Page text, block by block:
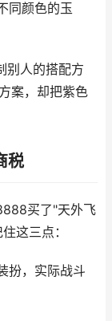
同颜色的玉
别人的搭配方
案，却把紫色
税
买了"天外飞
这三点：
扮，实际战斗